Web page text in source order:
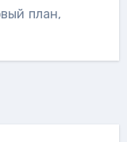
план,